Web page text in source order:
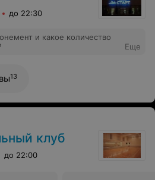
до 22:30
и какое количество
Еще
13
клуб
до 22:00